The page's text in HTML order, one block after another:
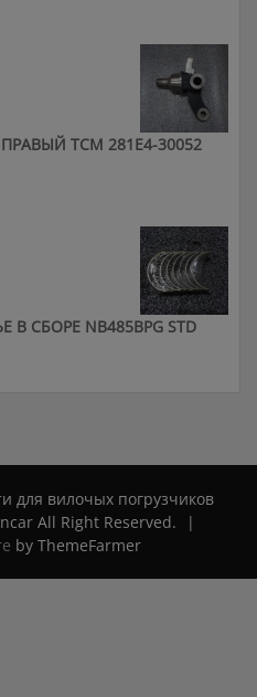
ТСМ 281E4-30052
СБОРЕ NB485BPG STD
для вилочых погрузчиков
All Right Reserved.
|
by ThemeFarmer